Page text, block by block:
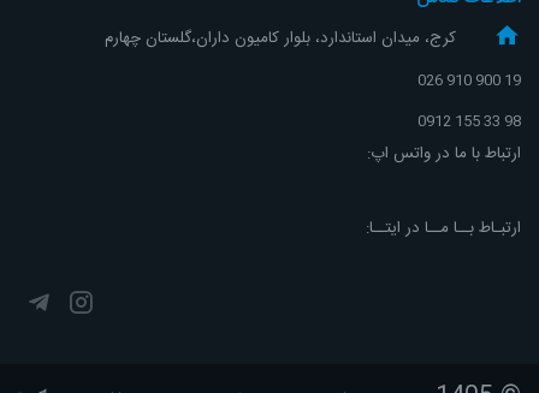
کرج، میدان استاندارد، بلوار کامیون داران،گلستان چهارم
19 900 910 026
98 33 155 0912
ارتباط با ما در واتس اپ:
ارتبـاط بــا مــا در ایتــا: